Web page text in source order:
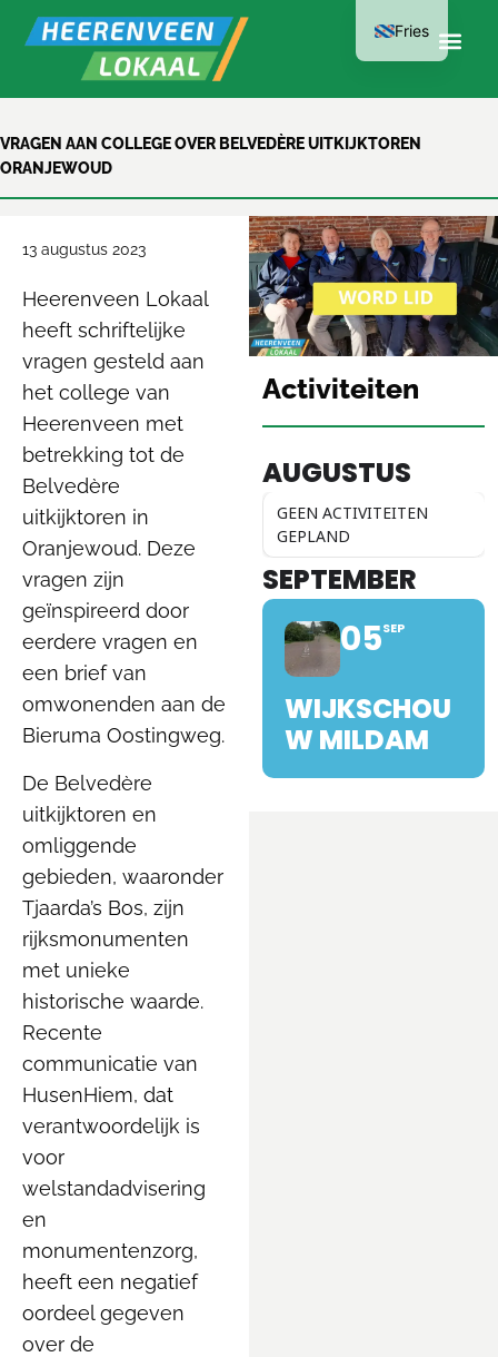
VRAGEN AAN COLLEGE OVER BELVEDÈRE UITKIJKTOREN
ORANJEWOUD
13 augustus 2023
Heerenveen Lokaal
heeft schriftelijke
vragen gesteld aan
het college van
Heerenveen met
betrekking tot de
Belvedère
uitkijktoren in
Oranjewoud. Deze
vragen zijn
geïnspireerd door
eerdere vragen en
een brief van
omwonenden aan de
Bieruma Oostingweg.
De Belvedère
uitkijktoren en
omliggende
gebieden, waaronder
Tjaarda’s Bos, zijn
rijksmonumenten
met unieke
historische waarde.
Recente
communicatie van
HusenHiem, dat
verantwoordelijk is
voor
welstandadvisering
en
monumentenzorg,
heeft een negatief
oordeel gegeven
over de
LID WORDEN
€15 PER JAAR
Activiteiten
AUGUSTUS
GEEN ACTIVITEITEN
GEPLAND
SEPTEMBER
05SEP
WIJKSCHOU
W MILDAM
Fries